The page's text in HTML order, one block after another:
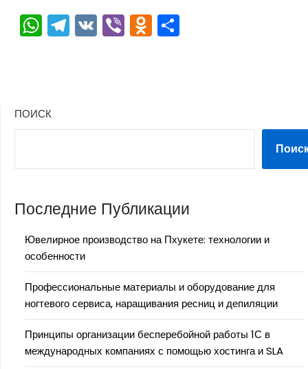
WhatsApp
Telegram
VKViberOdnoklassniki
ПОИСК
Последние Публикации
Ювелирное производство на Пхукете: технологии и
особенности
Профессиональные материалы и оборудование для
ногтевого сервиса, наращивания ресниц и депиляции
Принципы организации бесперебойной работы 1С в
международных компаниях с помощью хостинга и SLA